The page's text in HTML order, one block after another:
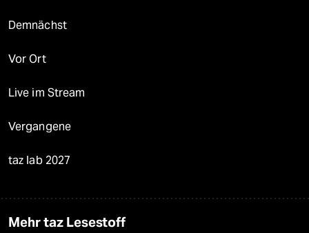
Demnächst
Vor Ort
Live im Stream
Vergangene
taz lab 2027
Mehr taz Lesestoff